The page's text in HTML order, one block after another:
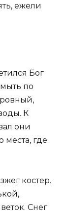
ежели
Бог
по
К
они
места, где
костер.
Снег